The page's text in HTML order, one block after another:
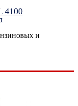
4100
и